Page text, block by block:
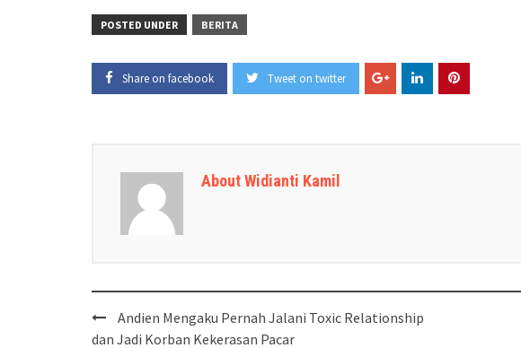
POSTED UNDER BERITA
Share on facebook Tweet on twitter
About Widianti Kamil
Post
navigation
Andien Mengaku Pernah Jalani Toxic Relationship
dan Jadi Korban Kekerasan Pacar